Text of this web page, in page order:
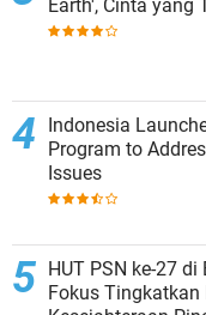
Earth', Cinta yang
Indonesia
Program to
Issues
HUT PSN ke-27 di
Fokus